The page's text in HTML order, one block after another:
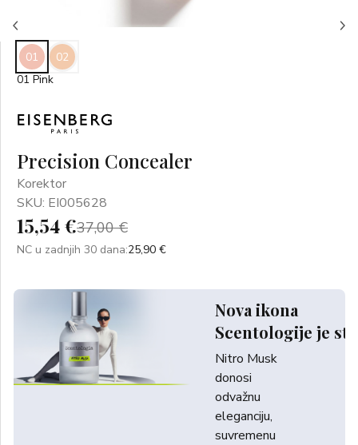
Precision Concealer
Korektor
SKU: EI005628
15,54 €37,00 €
NC u zadnjih 30 dana:25,90 €
Nova ikona
Scentologije je
Nitro Musk
donosi
odvažnu
eleganciju,
suvremenu
01
02
01 Pink